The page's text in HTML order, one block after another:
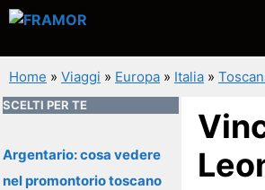
Vai
contenuto
Home » Viaggi » Europa » Italia »
SCELTI PER TE
Argentario: cosa vedere
nel promontorio toscano